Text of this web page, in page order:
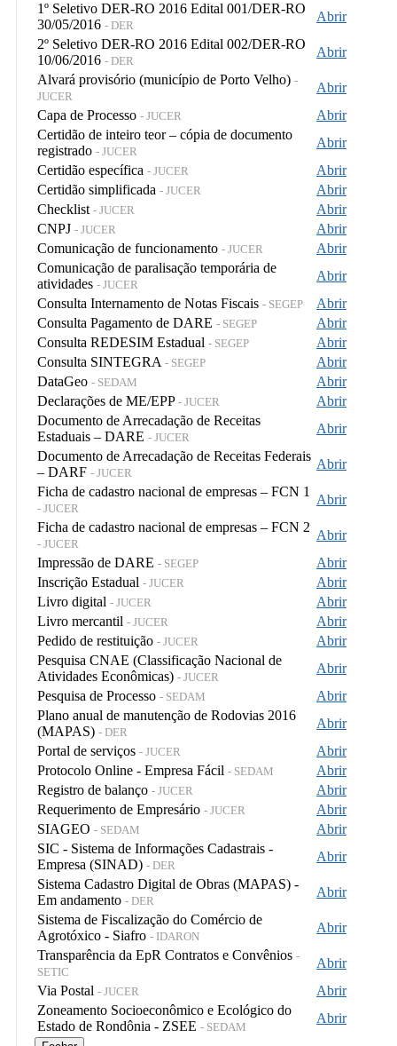
1º Seletivo DER-RO 2016 Edital 001/DER-RO
30/05/2016 - DER
Abrir
2º Seletivo DER-RO 2016 Edital 002/DER-RO
10/06/2016 - DER
Abrir
Alvará provisório (município de Porto Velho) -
JUCER
Abrir
Capa de Processo - JUCER
Abrir
Certidão de inteiro teor – cópia de documento
registrado - JUCER
Abrir
Certidão específica - JUCER
Abrir
Certidão simplificada - JUCER
Abrir
Checklist - JUCER
Abrir
CNPJ - JUCER
Abrir
Comunicação de funcionamento - JUCER
Abrir
Comunicação de paralisação temporária de
atividades - JUCER
Abrir
Consulta Internamento de Notas Fiscais - SEGEP
Abrir
Consulta Pagamento de DARE - SEGEP
Abrir
Consulta REDESIM Estadual - SEGEP
Abrir
Consulta SINTEGRA - SEGEP
Abrir
DataGeo - SEDAM
Abrir
Declarações de ME/EPP - JUCER
Abrir
Documento de Arrecadação de Receitas
Estaduais – DARE - JUCER
Abrir
Documento de Arrecadação de Receitas Federais
– DARF - JUCER
Abrir
Ficha de cadastro nacional de empresas – FCN 1
- JUCER
Abrir
Ficha de cadastro nacional de empresas – FCN 2
- JUCER
Abrir
Impressão de DARE - SEGEP
Abrir
Inscrição Estadual - JUCER
Abrir
Livro digital - JUCER
Abrir
Livro mercantil - JUCER
Abrir
Pedido de restituição - JUCER
Abrir
Pesquisa CNAE (Classificação Nacional de
Atividades Econômicas) - JUCER
Abrir
Pesquisa de Processo - SEDAM
Abrir
Plano anual de manutenção de Rodovias 2016
(MAPAS) - DER
Abrir
Portal de serviços - JUCER
Abrir
Protocolo Online - Empresa Fácil - SEDAM
Abrir
Registro de balanço - JUCER
Abrir
Requerimento de Empresário - JUCER
Abrir
SIAGEO - SEDAM
Abrir
SIC - Sistema de Informações Cadastrais -
Empresa (SINAD) - DER
Abrir
Sistema Cadastro Digital de Obras (MAPAS) -
Em andamento - DER
Abrir
Sistema de Fiscalização do Comércio de
Agrotóxico - Siafro - IDARON
Abrir
Transparência da EpR Contratos e Convênios -
SETIC
Abrir
Via Postal - JUCER
Abrir
Zoneamento Socioeconômico e Ecológico do
Estado de Rondônia - ZSEE - SEDAM
Abrir